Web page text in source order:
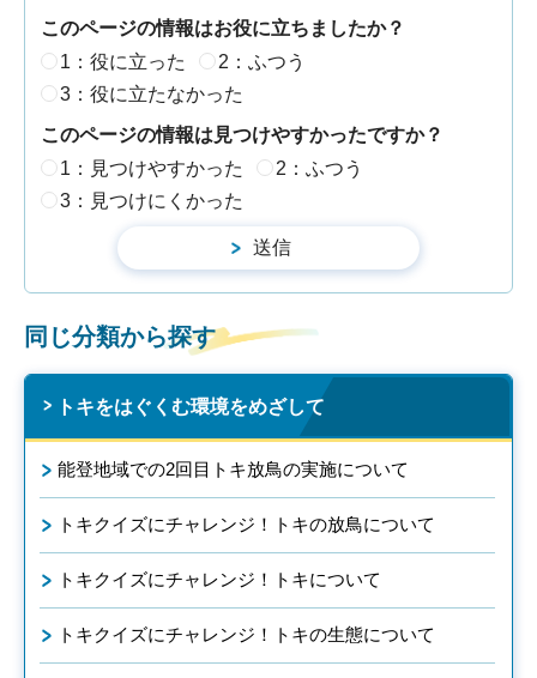
このページの情報はお役に立ちましたか？
1：役に立った
2：ふつう
3：役に立たなかった
このページの情報は見つけやすかったですか？
1：見つけやすかった
2：ふつう
3：見つけにくかった
同じ分類から探す
トキをはぐくむ環境をめざして
能登地域での2回目トキ放鳥の実施について
トキクイズにチャレンジ！トキの放鳥について
トキクイズにチャレンジ！トキについて
トキクイズにチャレンジ！トキの生態について